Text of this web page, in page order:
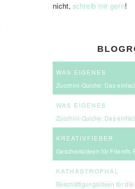
nicht,schreib mir gern!
WAS EIGENES
Zucchini-Quiche: Das einfache Rezept
WAS EIGENES
Zucchini-Quiche: Das einfache Rezept
KREATIVFIEBER
Geschenkideen für Friends
KATHASTROPHAL
Beschäftigungsideen für die Sommerferien 2026 – in